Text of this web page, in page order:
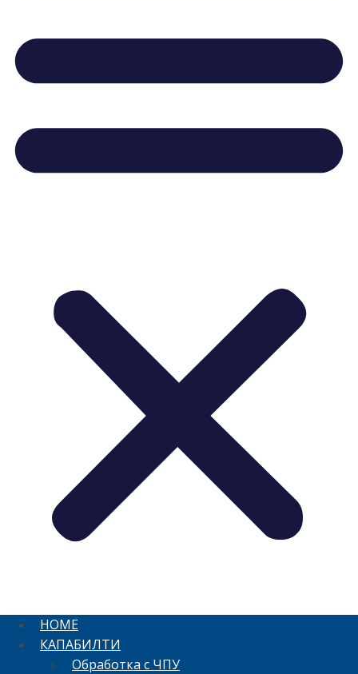
HOME
КАПАБИЛТИ
Обработка с ЧПУ